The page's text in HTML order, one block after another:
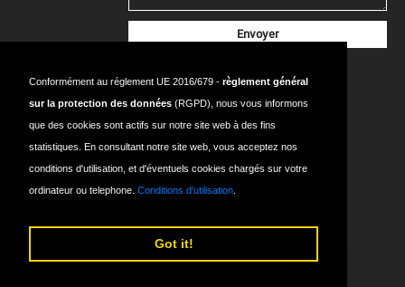
Conformément au réglement UE 2016/679 - règlement général
sur la protection des données (RGPD), nous vous informons
que des cookies sont actifs sur notre site web à des fins
statistiques. En consultant notre site web, vous acceptez nos
conditions d'utilisation, et d'éventuels cookies chargés sur votre
ordinateur ou telephone. Conditions d'utilisation
Got it!
Adresse:18 Rue de l’Avenir, bât. 224, 14650 CARPIQUET - FRANCE
Tel:+33 (0)2.31.53.78.70
Mail: info@sodexsport.fr
Plan du site
Termes et conditions